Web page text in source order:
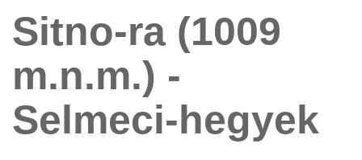
Sitno-ra (1009
m.n.m.) -
Selmeci-hegyek